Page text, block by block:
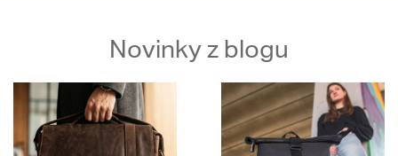
Novinky z blogu